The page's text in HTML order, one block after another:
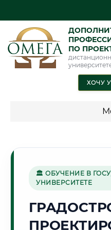
ПО
ХОЧУ
Г.
🏛 ОБУЧЕНИЕ В
УНИВЕРСИТЕТЕ